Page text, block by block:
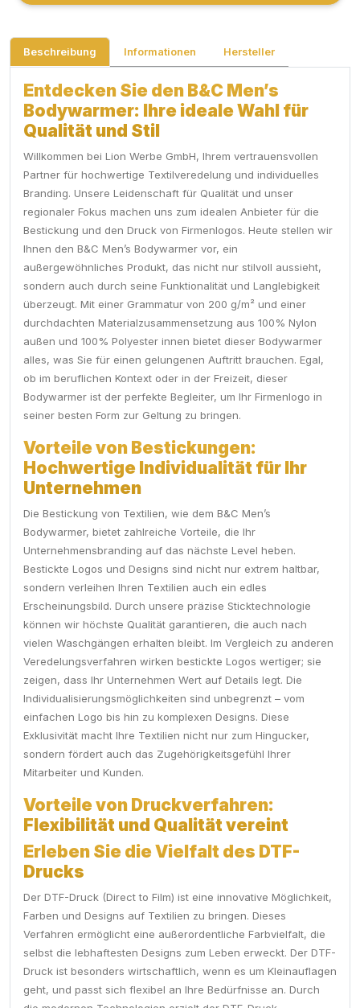
Beschreibung Informationen Hersteller
Entdecken Sie den B&C Men’s
Bodywarmer: Ihre ideale Wahl für
Qualität und Stil
Willkommen bei Lion Werbe GmbH, Ihrem vertrauensvollen
Partner für hochwertige Textilveredelung und individuelles
Branding. Unsere Leidenschaft für Qualität und unser
regionaler Fokus machen uns zum idealen Anbieter für die
Bestickung und den Druck von Firmenlogos. Heute stellen wir
Ihnen den B&C Men’s Bodywarmer vor, ein
außergewöhnliches Produkt, das nicht nur stilvoll aussieht,
sondern auch durch seine Funktionalität und Langlebigkeit
überzeugt. Mit einer Grammatur von 200 g/m² und einer
durchdachten Materialzusammensetzung aus 100% Nylon
außen und 100% Polyester innen bietet dieser Bodywarmer
alles, was Sie für einen gelungenen Auftritt brauchen. Egal,
ob im beruflichen Kontext oder in der Freizeit, dieser
Bodywarmer ist der perfekte Begleiter, um Ihr Firmenlogo in
seiner besten Form zur Geltung zu bringen.
Vorteile von Bestickungen:
Hochwertige Individualität für Ihr
Unternehmen
Die Bestickung von Textilien, wie dem B&C Men’s
Bodywarmer, bietet zahlreiche Vorteile, die Ihr
Unternehmensbranding auf das nächste Level heben.
Bestickte Logos und Designs sind nicht nur extrem haltbar,
sondern verleihen Ihren Textilien auch ein edles
Erscheinungsbild. Durch unsere präzise Sticktechnologie
können wir höchste Qualität garantieren, die auch nach
vielen Waschgängen erhalten bleibt. Im Vergleich zu anderen
Veredelungsverfahren wirken bestickte Logos wertiger; sie
zeigen, dass Ihr Unternehmen Wert auf Details legt. Die
Individualisierungsmöglichkeiten sind unbegrenzt – vom
einfachen Logo bis hin zu komplexen Designs. Diese
Exklusivität macht Ihre Textilien nicht nur zum Hingucker,
sondern fördert auch das Zugehörigkeitsgefühl Ihrer
Mitarbeiter und Kunden.
Vorteile von Druckverfahren:
Flexibilität und Qualität vereint
Erleben Sie die Vielfalt des DTF-
Drucks
Der DTF-Druck (Direct to Film) ist eine innovative Möglichkeit,
Farben und Designs auf Textilien zu bringen. Dieses
Verfahren ermöglicht eine außerordentliche Farbvielfalt, die
selbst die lebhaftesten Designs zum Leben erweckt. Der DTF-
Druck ist besonders wirtschaftlich, wenn es um Kleinauflagen
geht, und passt sich flexibel an Ihre Bedürfnisse an. Durch